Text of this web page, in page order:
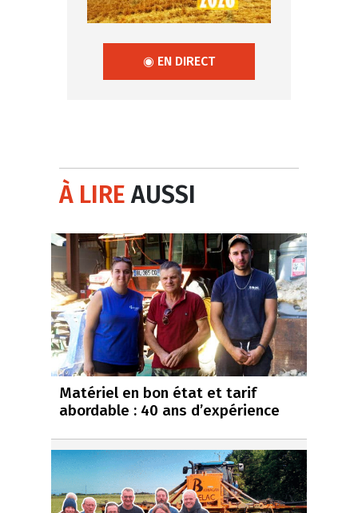
◉ EN DIRECT
À LIREAUSSI
Matériel en bon état et tarif
abordable : 40 ans d’expérience